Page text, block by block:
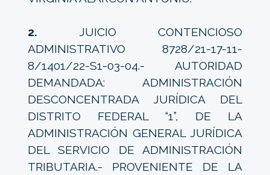
2. JUICIO CONTENCIOSO
ADMINISTRATIVO 8728/21-17-11-
8/1401/22-S1-03-04.- AUTORIDAD
DEMANDADA: ADMINISTRACIÓN
DESCONCENTRADA JURÍDICA DEL
DISTRITO FEDERAL “1”, DE LA
ADMINISTRACIÓN GENERAL JURÍDICA
DEL SERVICIO DE ADMINISTRACIÓN
TRIBUTARIA.- PROVENIENTE DE LA